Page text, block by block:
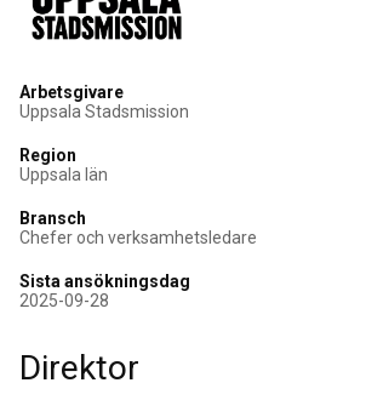
Arbetsgivare
Uppsala Stadsmission
Region
Uppsala län
Bransch
Chefer och verksamhetsledare
Sista ansökningsdag
2025-09-28
Direktor